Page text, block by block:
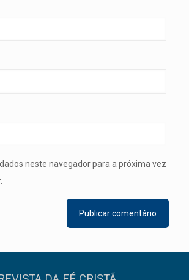
neste navegador para a próxima vez